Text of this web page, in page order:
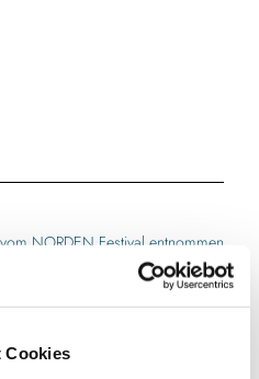
Cookies
NORDEN Festival entnommen
es ermäßigte Eintrittspreise.